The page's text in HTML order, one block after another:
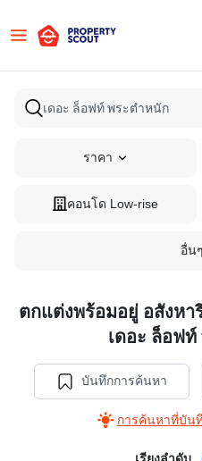
ราคา
คอนโด Low-rise
อื่นๆ
ตกแต่งพร้อมอยู่ อสังห
เดอะ ล็อฟ
บันทึกการค้นหา
การค้นหาที่บัน